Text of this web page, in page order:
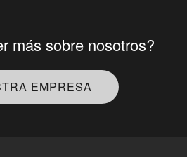
más sobre nosotros?
EMPRESA